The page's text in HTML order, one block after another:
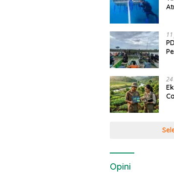
Opini